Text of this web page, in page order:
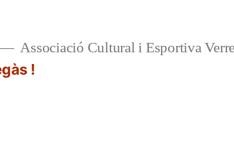
Associació Cultural i Esportiva
!